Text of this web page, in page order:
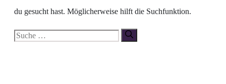
du gesucht hast. Möglicherweise hilft die Suchfunktion.
Suche